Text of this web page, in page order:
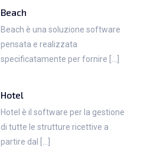
Beach
Beach è una soluzione software
pensata e realizzata
specificatamente per fornire [...]
Hotel
Hotel è il software per la gestione
di tutte le strutture ricettive a
partire dal [...]